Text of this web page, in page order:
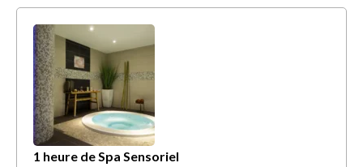
1 heure de Spa Sensoriel